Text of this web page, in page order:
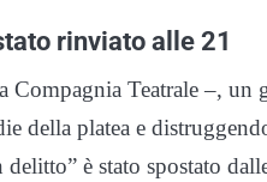
rinviato alle 21
Compagnia Teatrale –,
della platea e
è stato spostato